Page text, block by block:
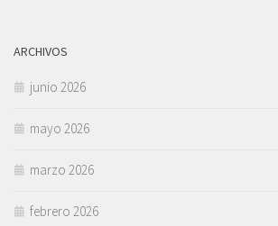
ARCHIVOS
junio 2026
mayo 2026
marzo 2026
febrero 2026